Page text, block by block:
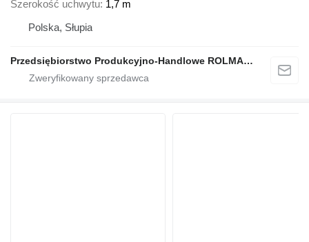
Szerokość uchwytu 1,7 m
Polska, Słupia
Przedsiębiorstwo Produkcyjno-Handlowe ROLMAPOL Marcin Dziekan